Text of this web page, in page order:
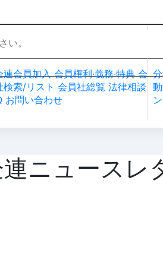
社加入・検索
連会員加入 会員権利·義務·特典 会
検索/リスト 会員社総覧 法律相談
お問い合わせ
ニュースレ